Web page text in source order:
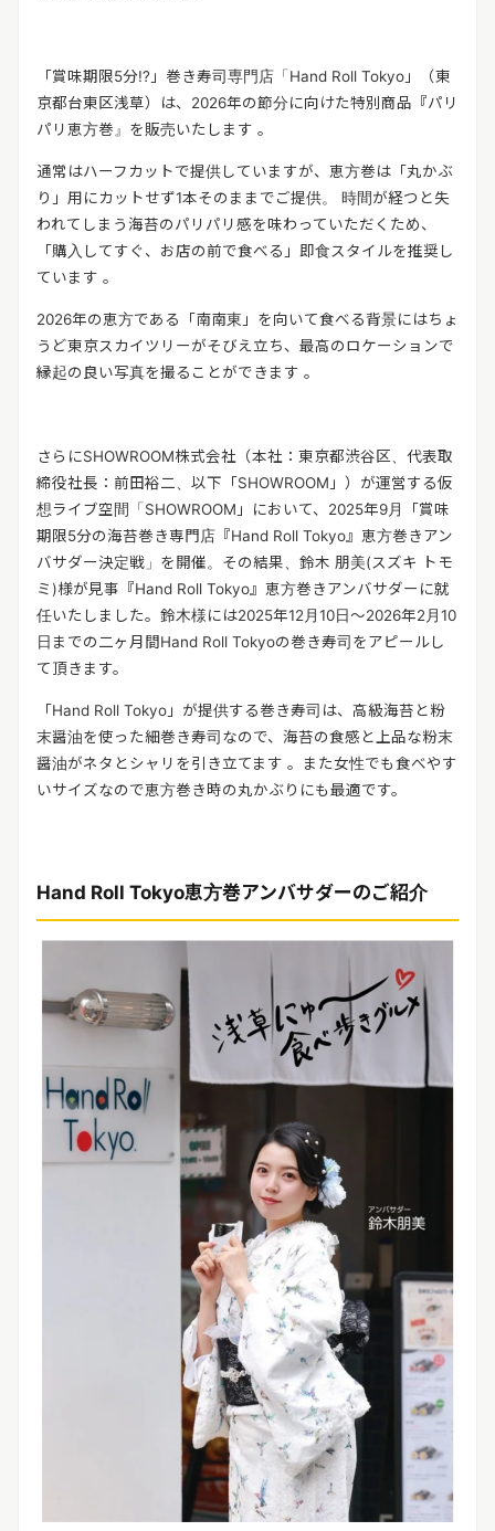
「賞味期限5分!?」巻き寿司専門店「Hand Roll Tokyo」（東
京都台東区浅草）は、2026年の節分に向けた特別商品『パリ
パリ恵方巻』を販売いたします 。
通常はハーフカットで提供していますが、恵方巻は「丸かぶ
り」用にカットせず1本そのままでご提供。 時間が経つと失
われてしまう海苔のパリパリ感を味わっていただくため、
「購入してすぐ、お店の前で食べる」即食スタイルを推奨し
ています 。
2026年の恵方である「南南東」を向いて食べる背景にはちょ
うど東京スカイツリーがそびえ立ち、最高のロケーションで
縁起の良い写真を撮ることができます 。
さらにSHOWROOM株式会社（本社：東京都渋谷区、代表取
締役社長：前田裕二、以下「SHOWROOM」）が運営する仮
想ライブ空間「SHOWROOM」において、2025年9月「賞味
期限5分の海苔巻き専門店『Hand Roll Tokyo』恵方巻きアン
バサダー決定戦」を開催。その結果、鈴木 朋美(スズキ トモ
ミ)様が見事『Hand Roll Tokyo』恵方巻きアンバサダーに就
任いたしました。鈴木様には2025年12月10日～2026年2月10
日までの二ヶ月間Hand Roll Tokyoの巻き寿司をアピールし
て頂きます。
「Hand Roll Tokyo」が提供する巻き寿司は、高級海苔と粉
末醤油を使った細巻き寿司なので、海苔の食感と上品な粉末
醤油がネタとシャリを引き立てます 。また女性でも食べやす
いサイズなので恵方巻き時の丸かぶりにも最適です。
Hand Roll Tokyo恵方巻アンバサダーのご紹介